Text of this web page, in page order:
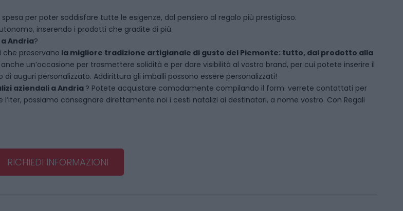
per poter soddisfare tutte le esigenze, dal pensiero al regalo più prestigioso.
inserendo i prodotti che gradite di più.
aAndria?
che preservano la migliore tradizione artigianale di gusto del Piemonte: tutto, dal prodotto alla
un’occasione per trasmettere solidità e per dare visibilità al vostro brand, per cui potete inserire il
auguri personalizzato. Addirittura gli imballi possono essere personalizzati!
aziendaliaAndria ? Potete acquistare comodamente compilando il form: verrete contattati per
possiamo consegnare direttamente noi i cesti natalizi ai destinatari, a nome vostro. Con Regali
RICHIEDI INFORMAZIONI